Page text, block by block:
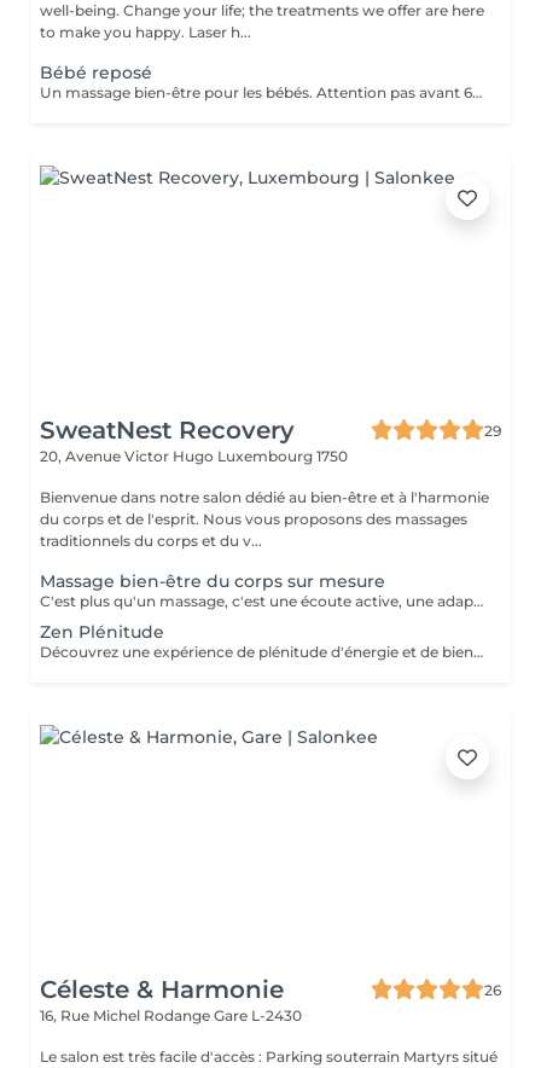
well-being. Change your life; the treatments we offer are here
to make you happy. Laser h...
Bébé reposé
Un massage bien-être pour les bébés. Attention pas avant 6 mois, présence d'un parent pendant le massage.
SweatNest Recovery
29
20, Avenue Victor Hugo Luxembourg 1750
Bienvenue dans notre salon dédié au bien-être et à l'harmonie
du corps et de l'esprit. Nous vous proposons des massages
traditionnels du corps et du v...
Massage bien-être du corps sur mesure
C'est plus qu'un massage, c'est une écoute active, une adaptation précise, et une maîtrise de chaque mouvement pour transcender votre expérience de bien-être. Il est créé uniquement pour vous, pour répondre pleinement à vos aspirations de bien-être. Il pourra être personnalisé selon vos besoins et problématique du moment : stress, postures inconfortables au travail, position assise prolongée, des efforts sportifs intenses ou autres. Avant de commencer la séance de massage sur mesure, nous définissons ensemble les zones du corps à privilégier, le type de technique et pression à exercer (doux, profond, enveloppant, énergétique) afin de m'adapter au mieux à votre besoin du moment. Invitez le luxe d'un soin sur-mesure dans votre vie et octroyez vous une halte bien-être inégalée!
Zen Plénitude
Découvrez une expérience de plénitude d'énergie et de bien-être avec une alliance parfaite du massage relaxant du corps de 60 minutes et réflexologie plantaire de 30 minutes. Plongez-vous dans les sensations de bien-être et de sérénité grâce aux mouvements lents et enveloppants et des parfums délicats des huiles. Ce massage relaxant procure le relâchement des tensions musculaires et l'apaisement de l'esprit. Poursuivez l'expérience avec une demi-heure consacrée à vos pieds, véritable relais de l'équilibre et de l'harmonie global. Le travail délicat sur les zones réflexes des pieds permet rétablir une libre circulation d'énergie dans votre corps et une synergie de fonctionnement des organes internes. Offrez-vous une combinaison idéale pour une détente profonde, libération de stress et l'harmonie intérieure.
Céleste & Harmonie
26
16, Rue Michel Rodange Gare L-2430
Le salon est très facile d'accès : Parking souterrain Martyrs situé